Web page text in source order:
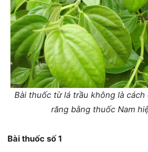
Bài thuốc từ lá trầu không là cách
răng bằng thuốc Nam
Bài thuốc số 1